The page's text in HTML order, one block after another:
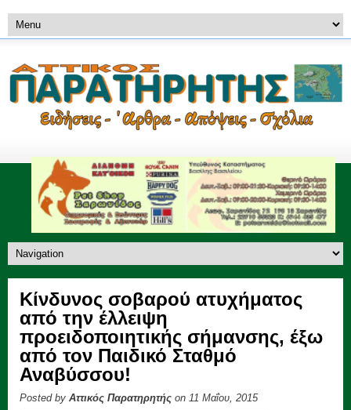
Κίνδυνος σοβαρού ατυχήματος
από την έλλειψη
προειδοποιητικής σήμανσης, έξω
από τον Παιδικό Σταθμό
Αναβύσσου!
Posted by Αττικός Παρατηρητής on 11 Μαΐου, 2015